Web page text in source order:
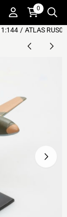
of sta alle
0
/ ATLAS